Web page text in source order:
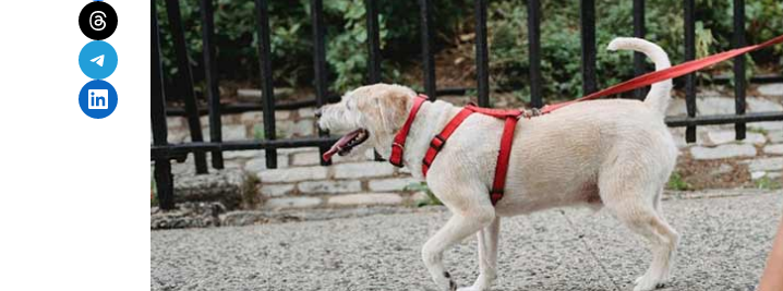
Share on Threads
Share on Telegram
Share on LinkedIn